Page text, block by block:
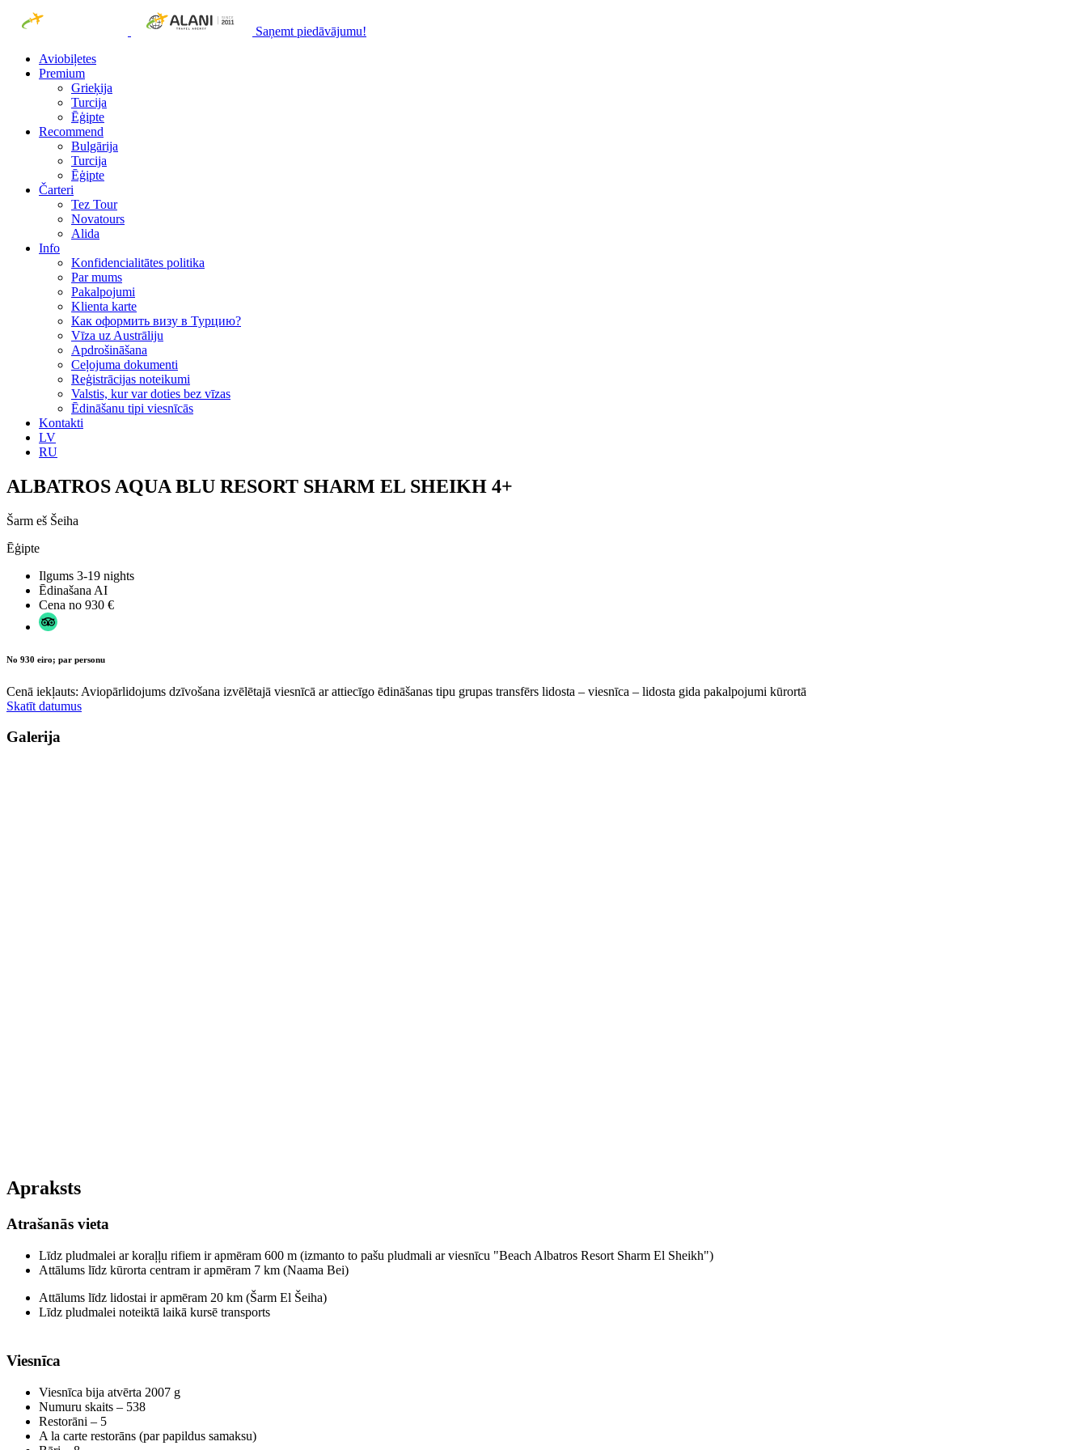
Saņemt piedāvājumu!
Aviobiļetes
Premium
Grieķija
Turcija
Ēģipte
Recommend
Bulgārija
Turcija
Ēģipte
Čarteri
Tez Tour
Novatours
Alida
Info
Konfidencialitātes politika
Par mums
Рakalpojumi
Klienta karte
Как оформить визу в Турцию?
Vīza uz Austrāliju
Apdrošināšana
Ceļojuma dokumenti
Reģistrācijas noteikumi
Valstis, kur var doties bez vīzas
Ēdināšanu tipi viesnīcās
Kontakti
LV
RU
ALBATROS AQUA BLU RESORT SHARM EL SHEIKH 4+
Šarm eš Šeiha
Ēģipte
Ilgums 3-19 nights
Ēdinašana AI
Cena no 930 €
No 930 eiro; par personu
Cenā iekļauts: Aviopārlidojums dzīvošana izvēlētajā viesnīcā ar attiecīgo ēdināšanas tipu grupas transfērs lidosta – viesnīca – lidosta gida pakalpojumi kūrortā
Skatīt datumus
Galerija
Apraksts
Atrašanās vieta
Līdz pludmalei ar koraļļu rifiem ir apmēram 600 m (izmanto to pašu pludmali ar viesnīcu "Beach Albatros Resort Sharm El Sheikh")
Attālums līdz kūrorta centram ir apmēram 7 km (Naama Bei)
Attālums līdz lidostai ir apmēram 20 km (Šarm El Šeiha)
Līdz pludmalei noteiktā laikā kursē transports
Viesnīca
Viesnīca bija atvērta 2007 g
Numuru skaits – 538
Restorāni – 5
A la carte restorāns (par papildus samaksu)